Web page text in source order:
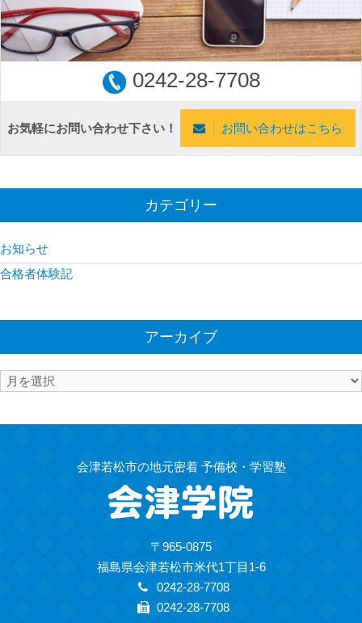
0242-28-7708
お気軽にお問い合わせ下さい！ お問い合わせはこちら
カテゴリー
お知らせ
合格者体験記
アーカイブ
ア
会津若松市の地元密着 予備校・学習塾
〒965-0875
福島県会津若松市米代1丁目1-6
0242-28-7708
0242-28-7708